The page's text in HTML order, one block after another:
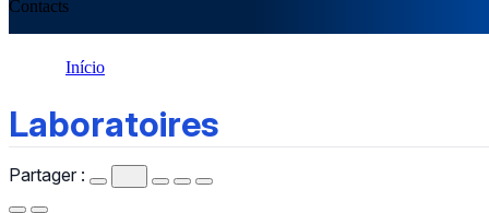
Contacts
Início
Laboratoires
Partager :